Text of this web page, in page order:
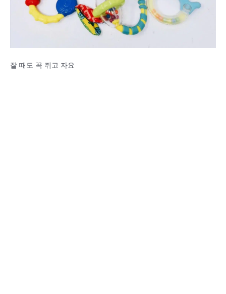
잘 때도 꼭 쥐고 자요